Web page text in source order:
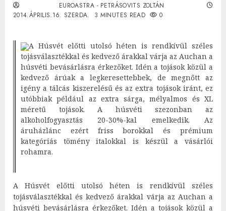
EUROASTRA - PETRÁSOVITS ZOLTÁN
2014.ÁPRILIS.16. SZERDA.
3 MINUTES READ 0
A Húsvét előtti utolsó héten is rendkívül széles
tojásválasztékkal és kedvező árakkal várja az Auchan a
húsvéti bevásárlásra érkezőket. Idén a tojások közül a
kedvező árúak a legkeresettebbek, de megnőtt az
igény a tálcás kiszerelésű és az extra tojások iránt, ez
utóbbiak például az extra sárga, mélyalmos és XL
méretű tojások. A húsvéti szezonban az
alkoholfogyasztás 20-30%-kal emelkedik. Az
áruházlánc ezért friss borokkal és prémium
kategóriás tömény italokkal is készül a vásárlói
rohamra.
A Húsvét előtti utolsó héten is rendkívül széles
tojásválasztékkal és kedvező árakkal várja az Auchan a
húsvéti bevásárlásra érkezőket. Idén a tojások közül a